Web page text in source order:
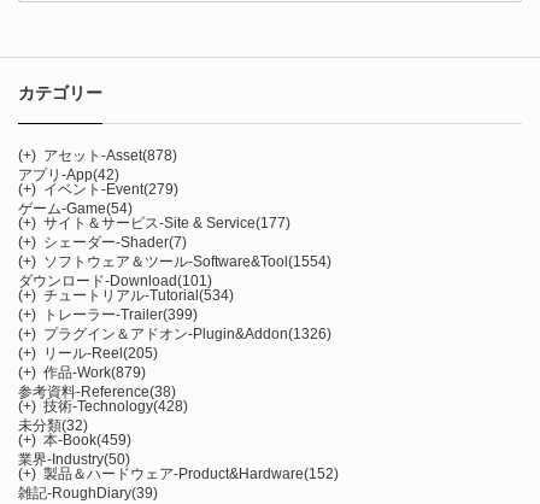
カテゴリー
(+) アセット-Asset(878)
アプリ-App(42)
(+) イベント-Event(279)
ゲーム-Game(54)
(+) サイト＆サービス-Site & Service(177)
(+) シェーダー-Shader(7)
(+) ソフトウェア＆ツール-Software&Tool (1554)
ダウンロード-Download(101)
(+) チュートリアル-Tutorial (534)
(+)
トレーラー-Trailer(399)
(+) プラグイン＆アドオン-Plugin&Addon(1326)
(+) リール-Reel (205)
(+) 作品-Work(879)
参考資料-Reference(38)
(+) 技術-Technology(428)
未分類(32)
(+) 本-Book(459)
業界-Industry(50)
(+) 製品＆ハードウェア-Product&Hardware(152)
雑記-RoughDiary(39)